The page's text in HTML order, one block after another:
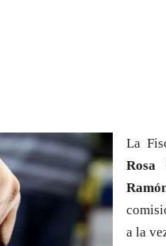
La
Rosa
a la